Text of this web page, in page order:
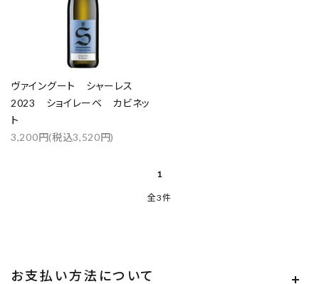
ヴァイングート シャーレス
2023 ショイレーベ カビネッ
ト
3,200円(税込3,520円)
1
全3件
お支払い方法について